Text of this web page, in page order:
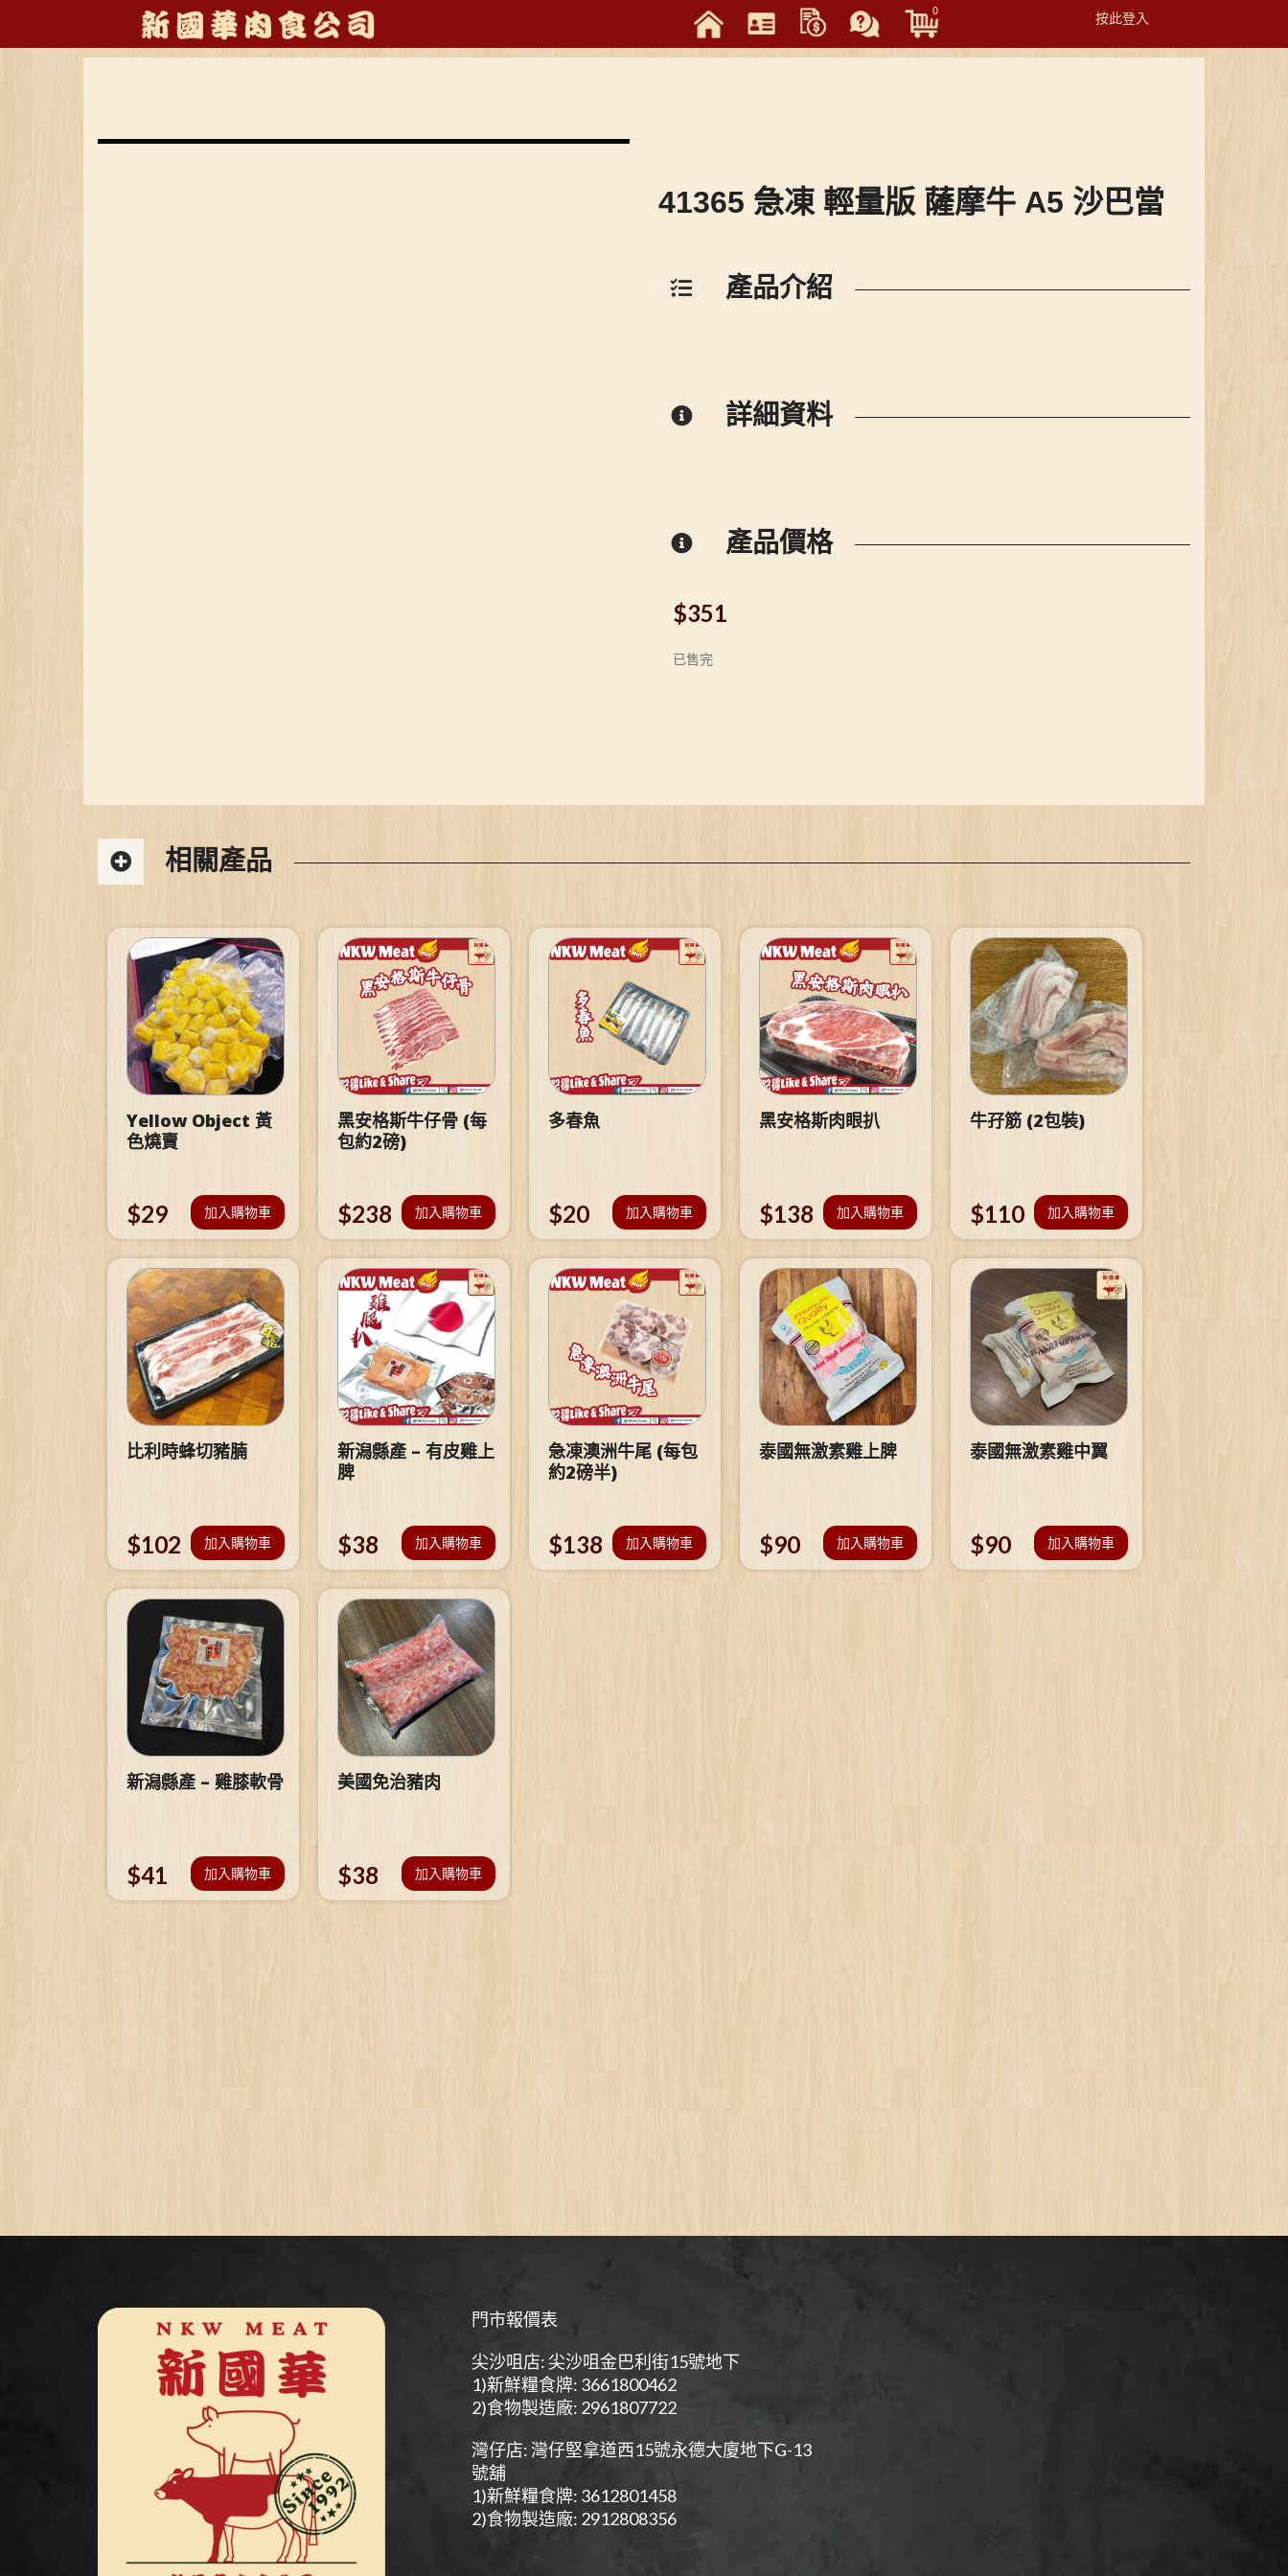
0 按此登入
Toggle
41365 急凍 輕量版 薩摩牛 A5 沙巴當
產品介紹
詳細資料
產品價格
$351
已售完
相關產品
Yellow Object 黃
色燒賣
$29 加入購物車
黑安格斯牛仔骨 (每
包約2磅)
$238 加入購物車
多春魚
$20 加入購物車
黑安格斯肉眼扒
$138 加入購物車
牛孖筋 (2包裝)
$110 加入購物車
比利時蜂切豬腩
$102 加入購物車
新潟縣產 – 有皮雞上
脾
$38 加入購物車
急凍澳洲牛尾 (每包
約2磅半)
$138 加入購物車
泰國無激素雞上脾
$90 加入購物車
泰國無激素雞中翼
$90 加入購物車
新潟縣產 – 雞膝軟骨
$41 加入購物車
美國免治豬肉
$38 加入購物車
門市報價表
尖沙咀店: 尖沙咀金巴利街15號地下
1)新鮮糧食牌: 3661800462
2)食物製造廠: 2961807722
灣仔店: 灣仔堅拿道西15號永德大廈地下G-13
號舖
1)新鮮糧食牌: 3612801458
2)食物製造廠: 2912808356